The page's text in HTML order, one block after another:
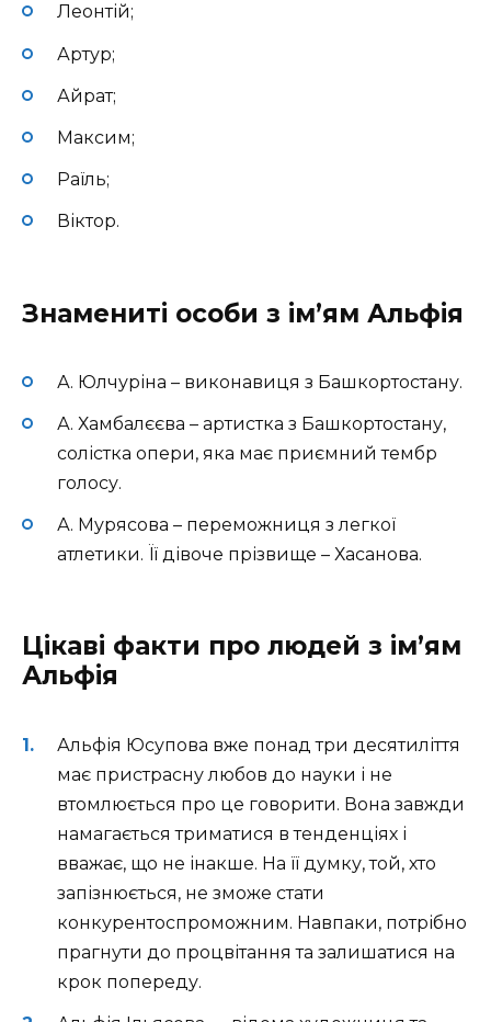
Леонтій;
Артур;
Айрат;
Максим;
Раїль;
Віктор.
Знамениті особи з ім’ям Альфія
А. Юлчуріна – виконавиця з Башкортостану.
А. Хамбалєєва – артистка з Башкортостану,
солістка опери, яка має приємний тембр
голосу.
А. Мурясова – переможниця з легкої
атлетики. Її дівоче прізвище – Хасанова.
Цікаві факти про людей з ім’ям
Альфія
Альфія Юсупова вже понад три десятиліття
має пристрасну любов до науки і не
втомлюється про це говорити. Вона завжди
намагається триматися в тенденціях і
вважає, що не інакше. На її думку, той, хто
запізнюється, не зможе стати
конкурентоспроможним. Навпаки, потрібно
прагнути до процвітання та залишатися на
крок попереду.